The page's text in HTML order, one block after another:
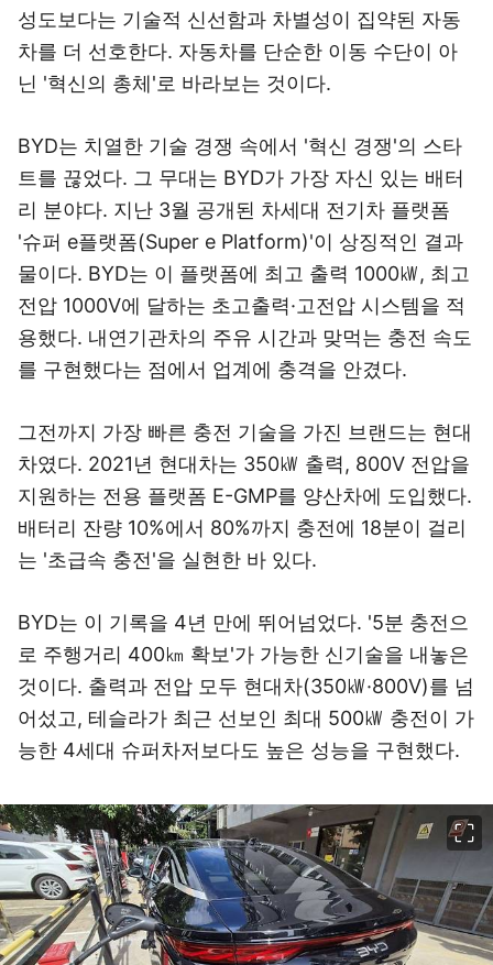
성도보다는 기술적 신선함과 차별성이 집약된 자동
차를 더 선호한다. 자동차를 단순한 이동 수단이 아
닌 '혁신의 총체'로 바라보는 것이다.
BYD는 치열한 기술 경쟁 속에서 '혁신 경쟁'의 스타
트를 끊었다. 그 무대는 BYD가 가장 자신 있는 배터
리 분야다. 지난 3월 공개된 차세대 전기차 플랫폼
'슈퍼 e플랫폼(Super e Platform)'이 상징적인 결과
물이다. BYD는 이 플랫폼에 최고 출력 1000㎾, 최고
전압 1000V에 달하는 초고출력·고전압 시스템을 적
용했다. 내연기관차의 주유 시간과 맞먹는 충전 속도
를 구현했다는 점에서 업계에 충격을 안겼다.
그전까지 가장 빠른 충전 기술을 가진 브랜드는 현대
차였다. 2021년 현대차는 350㎾ 출력, 800V 전압을
지원하는 전용 플랫폼 E-GMP를 양산차에 도입했다.
배터리 잔량 10%에서 80%까지 충전에 18분이 걸리
는 '초급속 충전'을 실현한 바 있다.
BYD는 이 기록을 4년 만에 뛰어넘었다. '5분 충전으
로 주행거리 400㎞ 확보'가 가능한 신기술을 내놓은
것이다. 출력과 전압 모두 현대차(350㎾·800V)를 넘
어섰고, 테슬라가 최근 선보인 최대 500㎾ 충전이 가
능한 4세대 슈퍼차저보다도 높은 성능을 구현했다.